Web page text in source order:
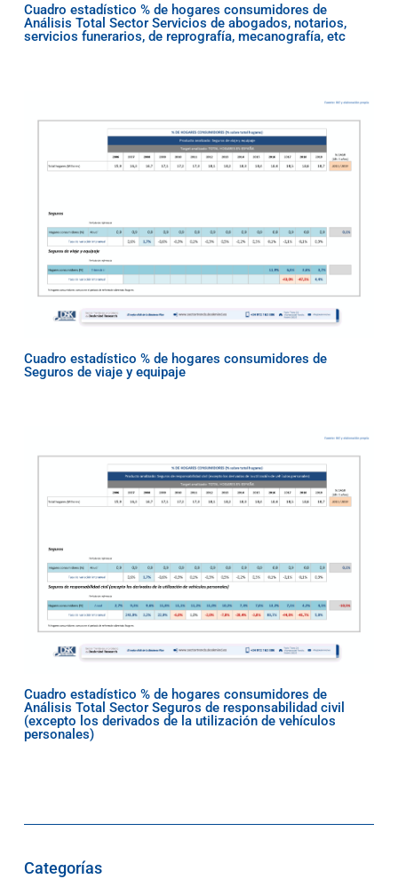
Cuadro estadístico % de hogares consumidores de
Análisis Total Sector Servicios de abogados, notarios,
servicios funerarios, de reprografía, mecanografía, etc
Cuadro estadístico % de hogares consumidores de
Seguros de viaje y equipaje
Cuadro estadístico % de hogares consumidores de
Análisis Total Sector Seguros de responsabilidad civil
(excepto los derivados de la utilización de vehículos
personales)
Categorías